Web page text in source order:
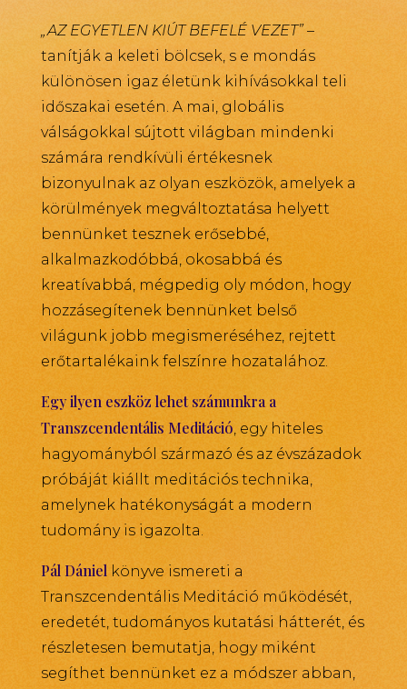
„AZ EGYETLEN KIÚT BEFELÉ VEZET”–
tanítják a keleti bölcsek, s e mondás
különösen igaz életünk kihívásokkal teli
időszakai esetén. A mai, globális
válságokkal sújtott világban mindenki
számára rendkívüli értékesnek
bizonyulnak az olyan eszközök, amelyek a
körülmények megváltoztatása helyett
bennünket tesznek erősebbé,
alkalmazkodóbbá, okosabbá és
kreatívabbá, mégpedig oly módon, hogy
hozzásegítenek bennünket belső
világunk jobb megismeréséhez, rejtett
erőtartalékaink felszínre hozatalához.
Egy ilyen eszköz lehet számunkra a
Transzcendentális Meditáció, egy hiteles
hagyományból származó és az évszázadok
próbáját kiállt meditációs technika,
amelynek hatékonyságát a modern
tudomány is igazolta.
Pál Dánielkönyve ismereti a
Transzcendentális Meditáció működését,
eredetét, tudományos kutatási hátterét, és
részletesen bemutatja, hogy miként
segíthet bennünket ez a módszer abban,